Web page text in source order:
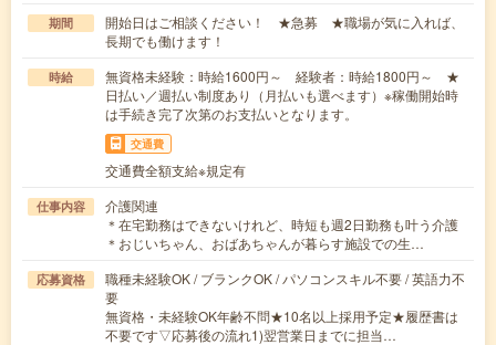
期間
開始日はご相談ください！ ★急募 ★職場が気に入れば、
長期でも働けます！
時給
無資格未経験：時給1600円～ 経験者：時給1800円～ ★
日払い／週払い制度あり（月払いも選べます）※稼働開始時
は手続き完了次第のお支払いとなります。
交通費
交通費全額支給※規定有
仕事内容
介護関連
＊在宅勤務はできないけれど、時短も週2日勤務も叶う介護
＊おじいちゃん、おばあちゃんが暮らす施設での生…
応募資格
職種未経験OK / ブランクOK / パソコンスキル不要 / 英語力不
要
無資格・未経験OK年齢不問★10名以上採用予定★履歴書は
不要です▽応募後の流れ1)翌営業日までに担当…